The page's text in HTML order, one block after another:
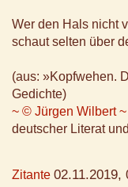
Wer den Hals nicht
schaut selten über
(aus: »Kopfwehen.
Gedichte)
~ © Jürgen Wilbert ~
deutscher Literat
Zitante 02.11.2019,